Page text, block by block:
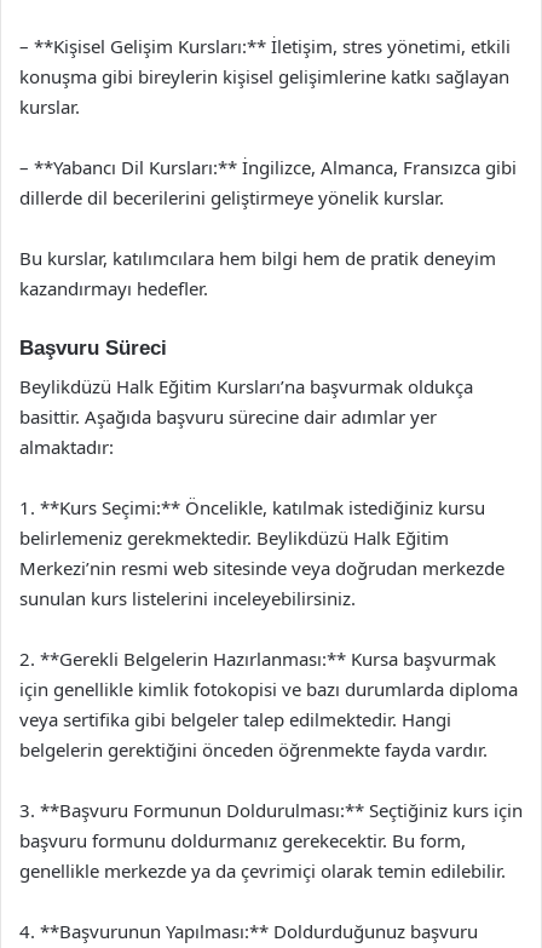
– **Kişisel Gelişim Kursları:** İletişim, stres yönetimi, etkili
konuşma gibi bireylerin kişisel gelişimlerine katkı sağlayan
kurslar.
– **Yabancı Dil Kursları:** İngilizce, Almanca, Fransızca gibi
dillerde dil becerilerini geliştirmeye yönelik kurslar.
Bu kurslar, katılımcılara hem bilgi hem de pratik deneyim
kazandırmayı hedefler.
Başvuru Süreci
Beylikdüzü Halk Eğitim Kursları’na başvurmak oldukça
basittir. Aşağıda başvuru sürecine dair adımlar yer
almaktadır:
1. **Kurs Seçimi:** Öncelikle, katılmak istediğiniz kursu
belirlemeniz gerekmektedir. Beylikdüzü Halk Eğitim
Merkezi’nin resmi web sitesinde veya doğrudan merkezde
sunulan kurs listelerini inceleyebilirsiniz.
2. **Gerekli Belgelerin Hazırlanması:** Kursa başvurmak
için genellikle kimlik fotokopisi ve bazı durumlarda diploma
veya sertifika gibi belgeler talep edilmektedir. Hangi
belgelerin gerektiğini önceden öğrenmekte fayda vardır.
3. **Başvuru Formunun Doldurulması:** Seçtiğiniz kurs için
başvuru formunu doldurmanız gerekecektir. Bu form,
genellikle merkezde ya da çevrimiçi olarak temin edilebilir.
4. **Başvurunun Yapılması:** Doldurduğunuz başvuru